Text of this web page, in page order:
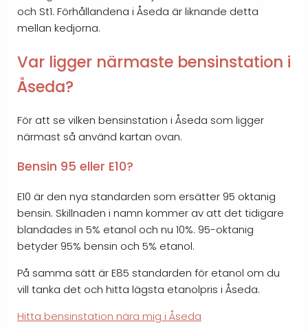
och St1. Förhållandena i Åseda är liknande detta
mellan kedjorna.
Var ligger närmaste bensinstation i
Åseda?
För att se vilken bensinstation i Åseda som ligger
närmast så använd kartan ovan.
Bensin 95 eller E10?
E10 är den nya standarden som ersätter 95 oktanig
bensin. Skillnaden i namn kommer av att det tidigare
blandades in 5% etanol och nu 10%. 95-oktanig
betyder 95% bensin och 5% etanol.
På samma sätt är E85 standarden för etanol om du
vill tanka det och hitta lägsta etanolpris i Åseda.
Hitta bensinstation nära mig i Åseda